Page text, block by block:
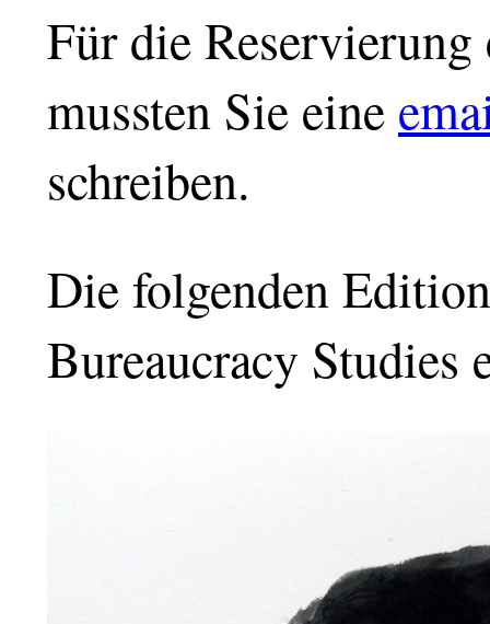
Für die
mussten Sie eine
schreiben.
Die folgenden
Bureaucracy Studies